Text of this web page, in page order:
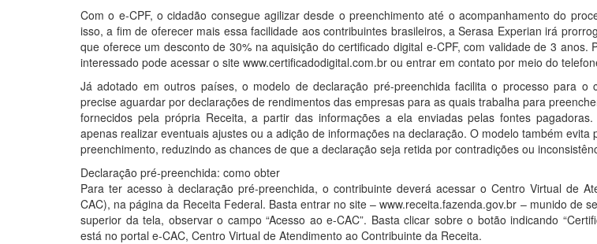
Com o e-CPF, o cidadão consegue agilizar desde o preenchimento até o acompanhamento do
isso, a fim de oferecer mais essa facilidade aos contribuintes brasileiros, a Serasa Experian irá
que oferece um desconto de 30% na aquisição do certificado digital e-CPF, com validade de 3 anos.
interessado pode acessar o site www.certificadodigital.com.br ou entrar em contato por meio do
Já adotado em outros países, o modelo de declaração pré-preenchida facilita o processo para o
precise aguardar por declarações de rendimentos das empresas para as quais trabalha para
fornecidos pela própria Receita, a partir das informações a ela enviadas pelas fontes
apenas realizar eventuais ajustes ou a adição de informações na declaração. O modelo também evita
preenchimento, reduzindo as chances de que a declaração seja retida por contradições ou
Declaração pré-preenchida: como obter
Para ter acesso à declaração pré-preenchida, o contribuinte deverá acessar o Centro Virtual de
CAC), na página da Receita Federal. Basta entrar no site – www.receita.fazenda.gov.br – munido de
superior da tela, observar o campo “Acesso ao e-CAC”. Basta clicar sobre o botão indicando
está no portal e-CAC, Centro Virtual de Atendimento ao Contribuinte da Receita.